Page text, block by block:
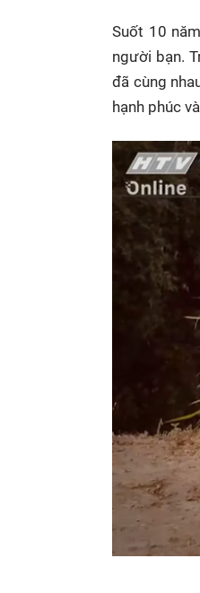
Suốt 10
người bạn.
đã cùng
hạnh phúc